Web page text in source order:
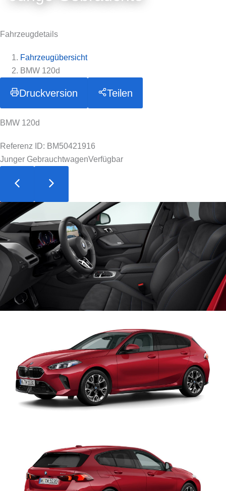
Fahrzeugdetails
Fahrzeugübersicht
BMW 120d
Druckversion Teilen
BMW 120d
Referenz ID: BM50421916
Junger GebrauchtwagenVerfügbar